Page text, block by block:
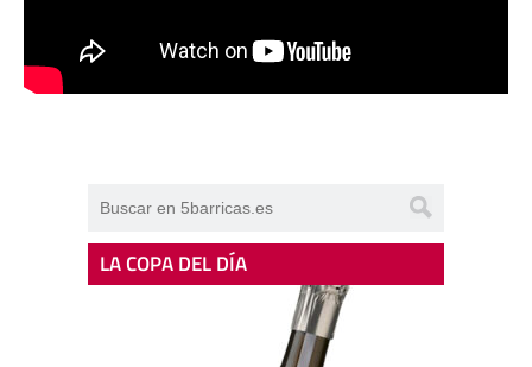
LA COPA DEL DÍA